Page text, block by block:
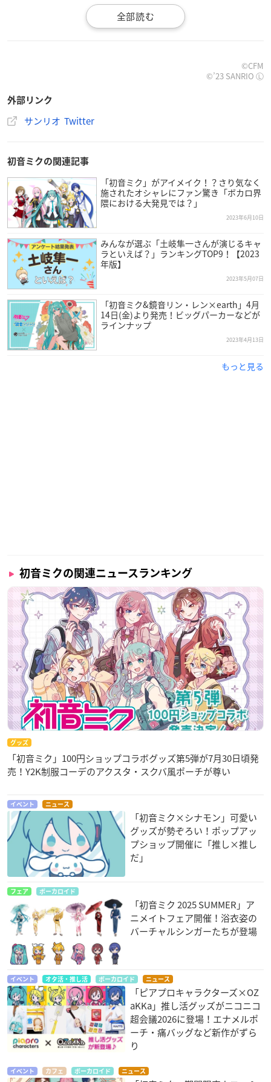
が登場★Tシャツやグッズなどキュートなアイテムが盛りだ
くさん♪お気に入りをGETしてね☆店舗→
hBKsoj
YANL pic.twitter.com/7fcBa9KoRM
©CFM
©’23 SANRIO Ⓛ
外部リンク
サンリオ Twitter
初音ミクの関連記事
「初音ミク」がアイメイク！？さり気なく
施されたオシャレにファン驚き「ボカロ界
隈における大発見では？」
2023年6月10日
みんなが選ぶ「土岐隼一さんが演じるキャ
ラといえば？」ランキングTOP9！【2023
年版】
2023年5月07日
「初音ミク&鏡音リン・レン×earth」4月
14日(金)より発売！ビッグパーカーなどが
ラインナップ
2023年4月13日
もっと見る
初音ミクの関連ニュースランキング
グッズ
「初音ミク」100円ショップコラボグッズ第5弾が7月30日頃発
売！Y2K制服コーデのアクスタ・スクバ風ポーチが尊い
イベント ニュース
「初音ミク×シナモン」可愛い
グッズが勢ぞろい！ポップアッ
プショップ開催に「推し×推し
だ」
フェア ボーカロイド
「初音ミク 2025 SUMMER」ア
ニメイトフェア開催！浴衣姿の
バーチャルシンガーたちが登場
イベント オタ活・推し活 ボーカロイド ニュース
「ピアプロキャラクターズ×OZ
aKKa」推し活グッズがニコニコ
超会議2026に登場！エナメルポ
ーチ・痛バッグなど新作がずら
り
イベント カフェ ボーカロイド ニュース